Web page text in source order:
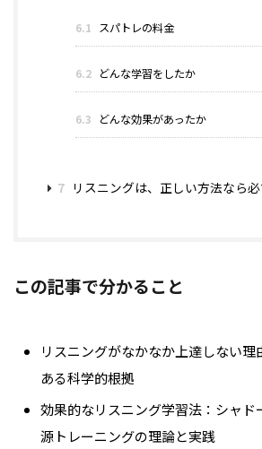
6.1 スパトレの料金
6.2 どんな学習をしたか
6.3 どんな効果があったか
7 リスニングは、正しい方法なら
この記事で分かること
リスニングがなかなか上達しない理
ある科学的根拠
効果的なリスニング学習法：シャド
源トレーニングの理論と実践